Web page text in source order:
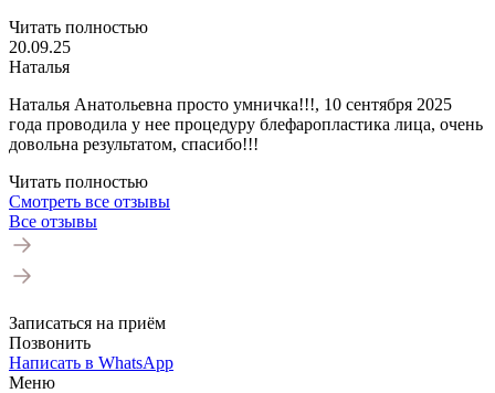
Читать полностью
20.09.25
Наталья
Наталья Анатольевна просто умничка!!!, 10 сентября 2025
года проводила у нее процедуру блефаропластика лица, очень
довольна результатом, спасибо!!!
Читать полностью
Смотреть все отзывы
Все отзывы
Записаться на приём
Позвонить
Написать в WhatsApp
Меню